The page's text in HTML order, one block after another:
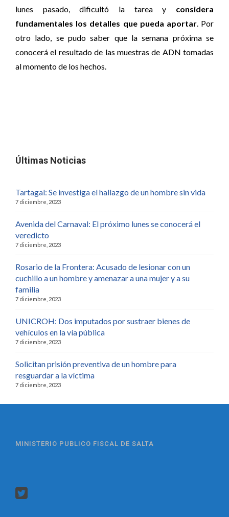
lunes pasado, dificultó la tarea y considera
fundamentales los detalles que pueda aportar. Por
otro lado, se pudo saber que la semana próxima se
conocerá el resultado de las muestras de ADN tomadas
al momento de los hechos.
Últimas Noticias
Tartagal: Se investiga el hallazgo de un hombre sin vida
7 diciembre, 2023
Avenida del Carnaval: El próximo lunes se conocerá el
veredicto
7 diciembre, 2023
Rosario de la Frontera: Acusado de lesionar con un
cuchillo a un hombre y amenazar a una mujer y a su
familia
7 diciembre, 2023
UNICROH: Dos imputados por sustraer bienes de
vehículos en la vía pública
7 diciembre, 2023
Solicitan prisión preventiva de un hombre para
resguardar a la víctima
7 diciembre, 2023
MINISTERIO PUBLICO FISCAL DE SALTA